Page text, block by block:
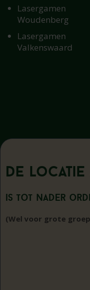
Lasergamen
Woudenberg
Lasergamen
Valkenswaard
De locatie
is tot nader
(Wel voor grote